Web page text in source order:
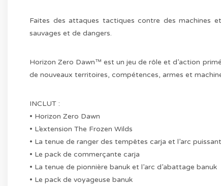
Faites des attaques tactiques contre des machines
sauvages et de dangers.
Horizon Zero Dawn™ est un jeu de rôle et d’action
de nouveaux territoires, compétences, armes et
INCLUT :
• Horizon Zero Dawn
• L’extension The Frozen Wilds
• La tenue de ranger des tempêtes carja et l’arc
• Le pack de commerçante carja
• La tenue de pionnière banuk et l’arc d’abattage banuk
• Le pack de voyageuse banuk